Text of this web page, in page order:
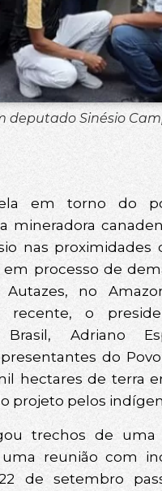
deputado Sinésio
em torno do
mineradora
nas proximidades
em processo de
no
recente, o
Adriano
do
hectares de terra
projeto pelos
trechos de uma
reunião com
de setembro